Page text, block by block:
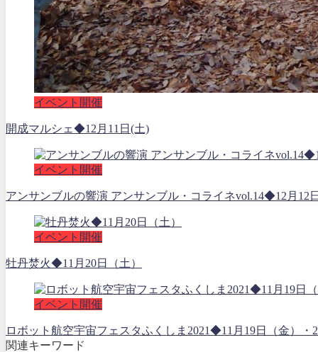
イベント開催
開成マルシェ◆12月11日(土)
イベント開催
アンサンブルの響演 アンサンブル・コライネvol.14◆12月12
イベント開催
牡丹焚火◆11月20日（土）
イベント開催
ロボット航空宇宙フェスタふくしま2021◆11月19日（金
関連キーワード